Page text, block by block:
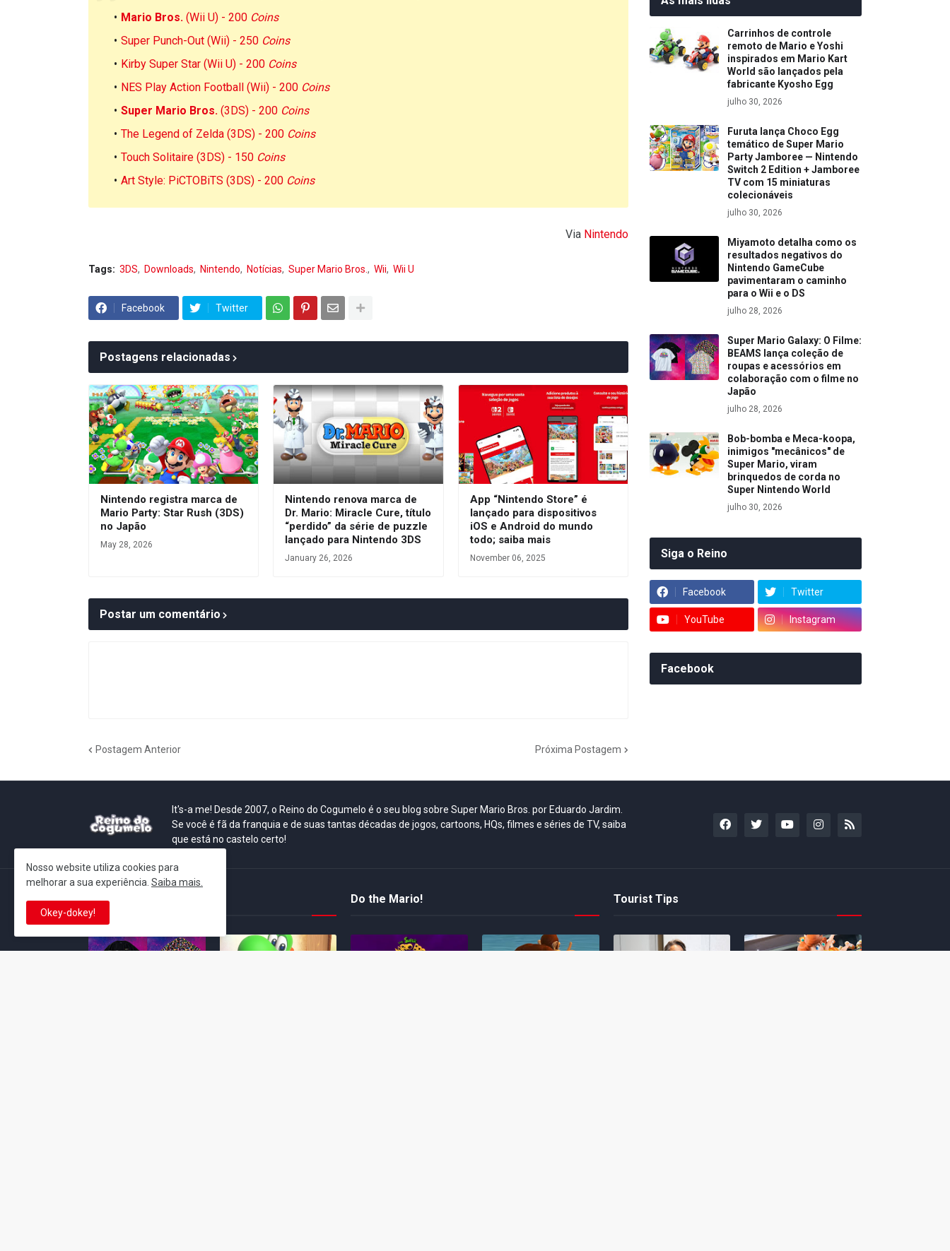
Mario Bros. (Wii U) - 200 Coins
Super Punch-Out (Wii) - 250 Coins
Kirby Super Star (Wii U) - 200 Coins
NES Play Action Football (Wii) - 200 Coins
Super Mario Bros. (3DS) - 200 Coins
The Legend of Zelda (3DS) - 200 Coins
Touch Solitaire (3DS) - 150 Coins
Art Style: PiCTOBiTS (3DS) - 200 Coins
Via Nintendo
Tags: 3DS Downloads Nintendo Notícias Super Mario Bros. Wii Wii U
Facebook Twitter
Postagens relacionadas
Nintendo registra marca de
Mario Party: Star Rush (3DS)
no Japão
May 28, 2026
Nintendo renova marca de
Dr. Mario: Miracle Cure, título
“perdido” da série de puzzle
lançado para Nintendo 3DS
January 26, 2026
App “Nintendo Store” é
lançado para dispositivos
iOS e Android do mundo
todo; saiba mais
November 06, 2025
Postar um comentário
Postagem Anterior Próxima Postagem
Carrinhos de controle
remoto de Mario e Yoshi
inspirados em Mario Kart
World são lançados pela
fabricante Kyosho Egg
julho 30, 2026
Furuta lança Choco Egg
temático de Super Mario
Party Jamboree — Nintendo
Switch 2 Edition + Jamboree
TV com 15 miniaturas
colecionáveis
julho 30, 2026
Miyamoto detalha como os
resultados negativos do
Nintendo GameCube
pavimentaram o caminho
para o Wii e o DS
julho 28, 2026
Super Mario Galaxy: O Filme:
BEAMS lança coleção de
roupas e acessórios em
colaboração com o filme no
Japão
julho 28, 2026
Bob-bomba e Meca-koopa,
inimigos "mecânicos" de
Super Mario, viram
brinquedos de corda no
Super Nintendo World
julho 30, 2026
Siga o Reino
Facebook Twitter
YouTube Instagram
Facebook
It's-a me! Desde 2007, o Reino do Cogumelo é o seu blog sobre Super Mario Bros. por Eduardo Jardim.
Se você é fã da franquia e de suas tantas décadas de jogos, cartoons, HQs, filmes e séries de TV, saiba
que está no castelo certo!
This is cinema! Do the Mario! Tourist Tips
Nosso website utiliza cookies para
melhorar a sua experiência. Saiba mais.
Okey-dokey!